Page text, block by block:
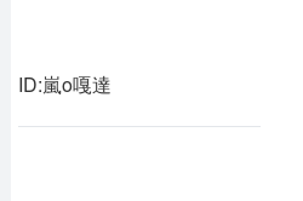
ID:嵐o嘎達